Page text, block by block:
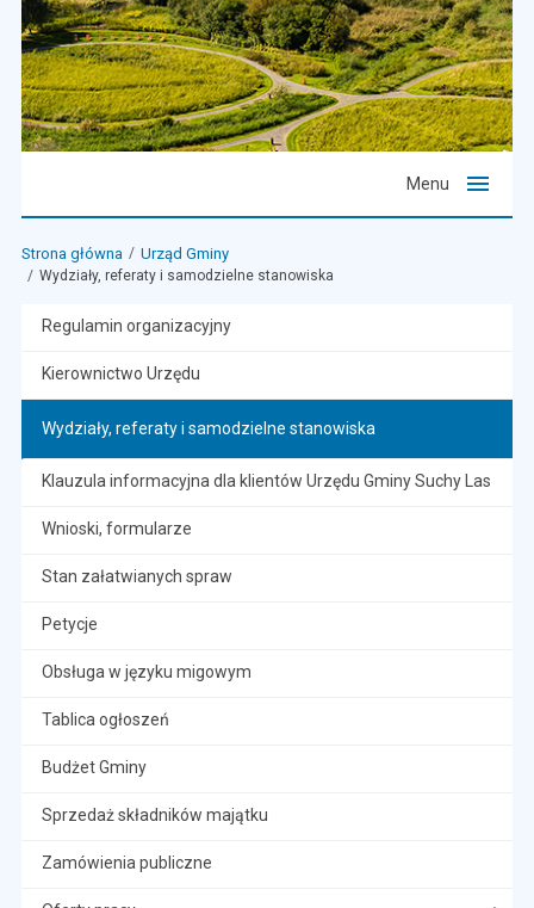
Menu
Strona główna Urząd Gminy
Wydziały, referaty i samodzielne stanowiska
Regulamin organizacyjny
Kierownictwo Urzędu
Wydziały, referaty i samodzielne stanowiska
Klauzula informacyjna dla klientów Urzędu Gminy Suchy Las
Wnioski, formularze
Stan załatwianych spraw
Petycje
Obsługa w języku migowym
Tablica ogłoszeń
Budżet Gminy
Sprzedaż składników majątku
Zamówienia publiczne